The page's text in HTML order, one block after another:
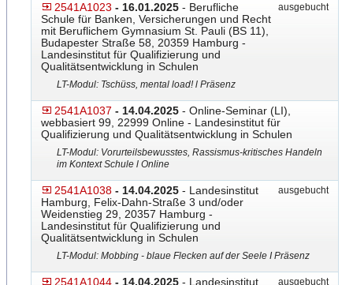
2541A1023 - 16.01.2025 - Berufliche
Schule für Banken, Versicherungen und Recht
mit Beruflichem Gymnasium St. Pauli (BS 11),
Budapester Straße 58, 20359 Hamburg -
Landesinstitut für Qualifizierung und
Qualitätsentwicklung in Schulen
ausgebucht
LT-Modul: Tschüss, mental load! l Präsenz
2541A1037 - 14.04.2025 - Online-Seminar (LI),
webbasiert 99, 22999 Online - Landesinstitut für
Qualifizierung und Qualitätsentwicklung in Schulen
LT-Modul: Vorurteilsbewusstes, Rassismus-kritisches Handeln
im Kontext Schule l Online
2541A1038 - 14.04.2025 - Landesinstitut
Hamburg, Felix-Dahn-Straße 3 und/oder
Weidenstieg 29, 20357 Hamburg -
Landesinstitut für Qualifizierung und
Qualitätsentwicklung in Schulen
ausgebucht
LT-Modul: Mobbing - blaue Flecken auf der Seele I Präsenz
2541A1044 - 14.04.2025 - Landesinstitut
ausgebucht